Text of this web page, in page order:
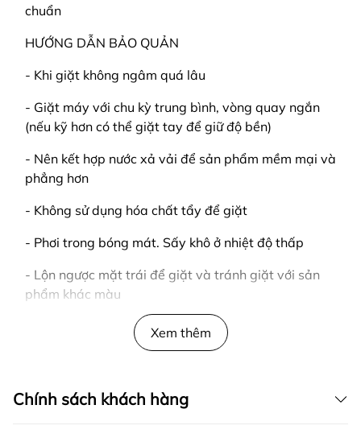
chuẩn
HƯỚNG DẪN BẢO QUẢN
- Khi giặt không ngâm quá lâu
- Giặt máy với chu kỳ trung bình, vòng quay ngắn
(nếu kỹ hơn có thể giặt tay để giữ độ bền)
- Nên kết hợp nước xả vải để sản phẩm mềm mại và
phẳng hơn
- Không sử dụng hóa chất tẩy để giặt
- Phơi trong bóng mát. Sấy khô ở nhiệt độ thấp
- Lộn ngược mặt trái để giặt và tránh giặt với sản
phẩm khác màu
- Kiểm tra hàng trước khi thanh toán
____
Xem thêm
Chính sách khách hàng